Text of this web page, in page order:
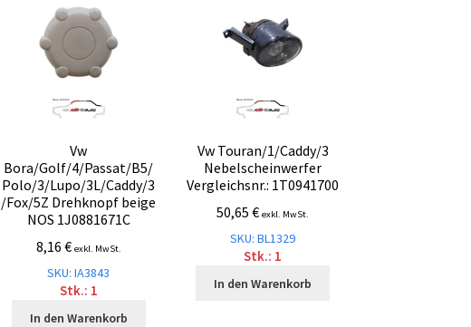
Vw
Bora/Golf/4/Passat/B5/
Polo/3/Lupo/3L/Caddy/3
/Fox/5Z Drehknopf beige
NOS 1J0881671C
8,16 € exkl. MwSt.
SKU: IA3843
Stk.: 1
In den Warenkorb
Vw Touran/1/Caddy/3
Nebelscheinwerfer
Vergleichsnr.: 1T0941700
50,65€ exkl. MwSt.
SKU: BL1329
Stk.: 1
In den Warenkorb